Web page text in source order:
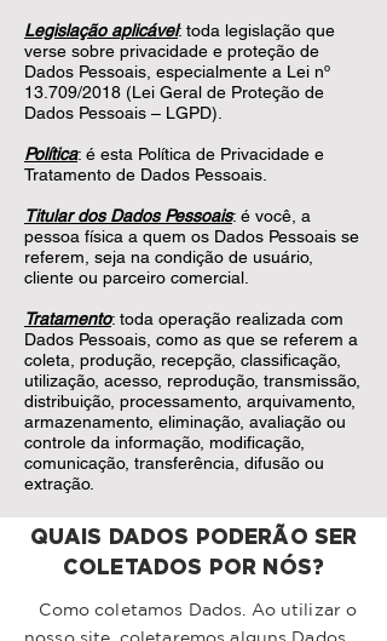
Legislação aplicável: toda legislação que
verse sobre privacidade e proteção de
Dados Pessoais, especialmente a Lei nº
13.709/2018 (Lei Geral de Proteção de
Dados Pessoais – LGPD).
Política: é esta Política de Privacidade e
Tratamento de Dados Pessoais.
Titular dos Dados Pessoais: é você, a
pessoa física a quem os Dados Pessoais se
referem, seja na condição de usuário,
cliente ou parceiro comercial.
Tratamento: toda operação realizada com
Dados Pessoais, como as que se referem a
coleta, produção, recepção, classificação,
utilização, acesso, reprodução, transmissão,
distribuição, processamento, arquivamento,
armazenamento, eliminação, avaliação ou
controle da informação, modificação,
comunicação, transferência, difusão ou
extração.
QUAIS DADOS PODERÃO SER
COLETADOS POR NÓS?
Como coletamos Dados. Ao utilizar o